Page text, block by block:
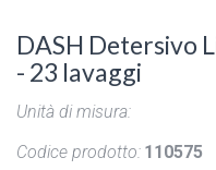
DASH Detersivo
- 23 lavaggi
Unità di misura:
Codice prodotto: 110575